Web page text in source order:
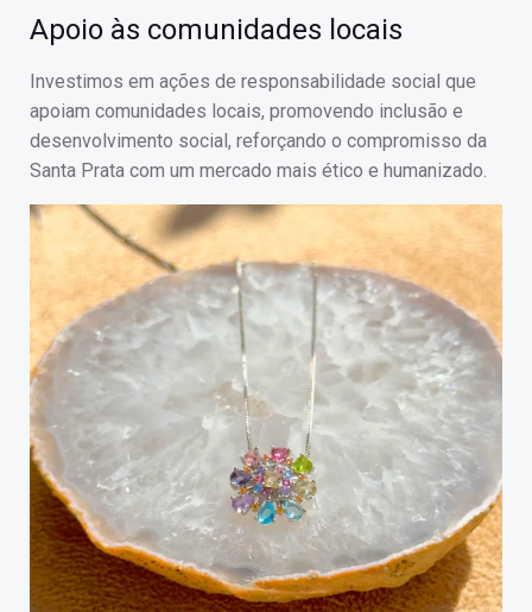
Apoio às comunidades locais
Investimos em ações de responsabilidade social que
apoiam comunidades locais, promovendo inclusão e
desenvolvimento social, reforçando o compromisso da
Santa Prata com um mercado mais ético e humanizado.